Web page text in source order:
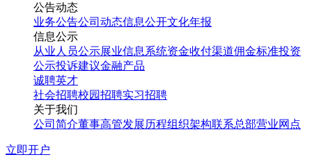
公告动态
业务公告公司动态信息公开文化年报
信息公示
从业人员公示展业信息系统资金收付渠道佣金标准投资
公示投诉建议金融产品
诚聘英才
社会招聘校园招聘实习招聘
关于我们
公司简介董事高管发展历程组织架构联系总部营业网点
立即开户